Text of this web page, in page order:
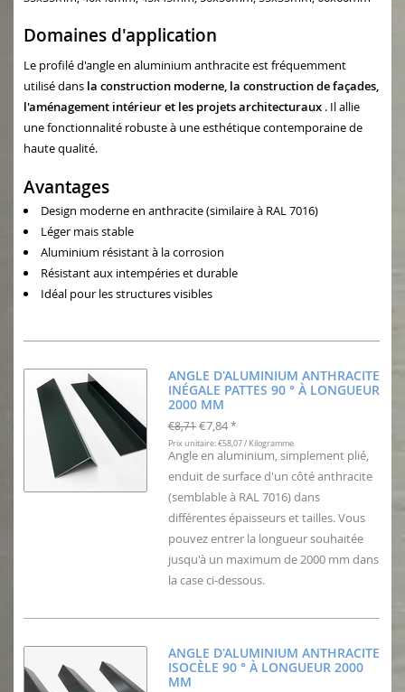
Domaines d'application
Le profilé d'angle en aluminium anthracite est fréquemment
utilisé dans la construction moderne, la construction de façades,
l'aménagement intérieur et les projets architecturaux . Il allie
une fonctionnalité robuste à une esthétique contemporaine de
haute qualité.
Avantages
Design moderne en anthracite (similaire à RAL 7016)
Léger mais stable
Aluminium résistant à la corrosion
Résistant aux intempéries et durable
Idéal pour les structures visibles
ANGLE D'ALUMINIUM ANTHRACITE
INÉGALE PATTES 90 ° À LONGUEUR
2000 MM
€8,71 €7,84 *
Prix unitaire: €58,07 / Kilogramme
Angle en aluminium, simplement plié,
enduit de surface d'un côté anthracite
(semblable à RAL 7016) dans
différentes épaisseurs et tailles. Vous
pouvez entrer la longueur souhaitée
jusqu'à un maximum de 2000 mm dans
la case ci-dessous.
ANGLE D'ALUMINIUM ANTHRACITE
ISOCÈLE 90 ° À LONGUEUR 2000
MM